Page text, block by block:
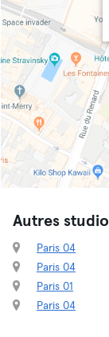
Autres
Paris 04
Paris 04
Paris 01
Paris 04